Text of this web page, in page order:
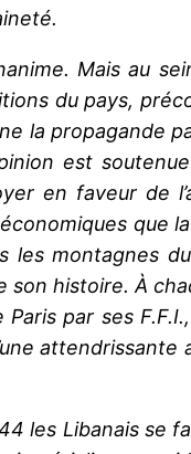
Mais au
du pays,
la propagande
est
en faveur de
que
les montagnes
histoire. À
par ses
attendrissante
les Libanais se